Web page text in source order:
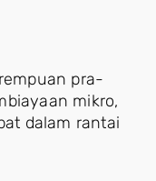
pra-
mikro,
dalam rantai